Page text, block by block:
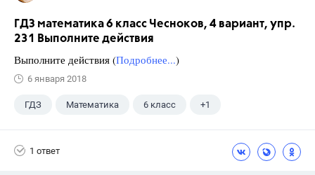
ГДЗ математика 6 класс Чесноков, 4 вариант, упр.
231 Выполните действия
Выполните действия (Подробнее...)
6 января 2018
ГДЗ Математика 6 класс +1
1 ответ